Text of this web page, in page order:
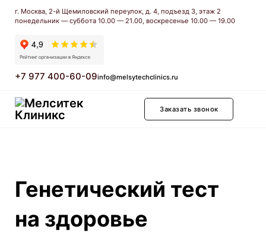
г. Москва, 2-й Щемиловский переулок, д. 4, подъезд 3, этаж 2
понедельник — суббота 10.00 — 21.00, воскресенье 10.00 — 19.00
+7 977 400-60-09info@melsytechclinics.ru
Заказать звонок
Генетический тест
на здоровье